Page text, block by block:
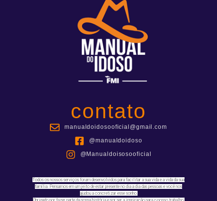
contato
manualdoidosooficial@gmail.com
@manualdoidoso
@Manualdoisosooficial
Todos os nossos serviços foram desenvolvidos para facilitar a sua vida e a vida da sua
família. Pensamos em um jeito de estar presente no dia a dia das pessoas e você nos
ajudou a concretizar esse sonho.
Obrigado por fazer parte da nossa história e por ser a inspiração para o nosso trabalho.